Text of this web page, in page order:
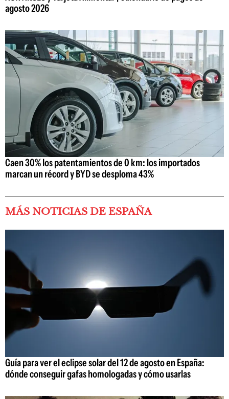
agosto 2026
Caen 30% los patentamientos de 0 km: los importados
marcan un récord y BYD se desploma 43%
MÁS NOTICIAS DE ESPAÑA
Guía para ver el eclipse solar del 12 de agosto en España:
dónde conseguir gafas homologadas y cómo usarlas